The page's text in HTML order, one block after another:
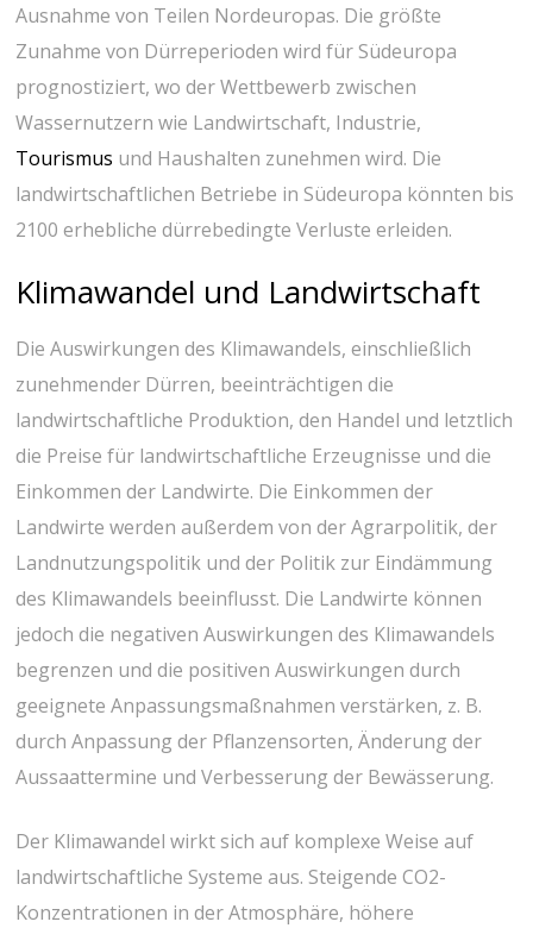
Ausnahme von Teilen Nordeuropas. Die größte
Zunahme von Dürreperioden wird für Südeuropa
prognostiziert, wo der Wettbewerb zwischen
Wassernutzern wie Landwirtschaft, Industrie,
Tourismus und Haushalten zunehmen wird. Die
landwirtschaftlichen Betriebe in Südeuropa könnten bis
2100 erhebliche dürrebedingte Verluste erleiden.
Klimawandel und Landwirtschaft
Die Auswirkungen des Klimawandels, einschließlich
zunehmender Dürren, beeinträchtigen die
landwirtschaftliche Produktion, den Handel und letztlich
die Preise für landwirtschaftliche Erzeugnisse und die
Einkommen der Landwirte. Die Einkommen der
Landwirte werden außerdem von der Agrarpolitik, der
Landnutzungspolitik und der Politik zur Eindämmung
des Klimawandels beeinflusst. Die Landwirte können
jedoch die negativen Auswirkungen des Klimawandels
begrenzen und die positiven Auswirkungen durch
geeignete Anpassungsmaßnahmen verstärken, z. B.
durch Anpassung der Pflanzensorten, Änderung der
Aussaattermine und Verbesserung der Bewässerung.
Der Klimawandel wirkt sich auf komplexe Weise auf
landwirtschaftliche Systeme aus. Steigende CO2-
Konzentrationen in der Atmosphäre, höhere